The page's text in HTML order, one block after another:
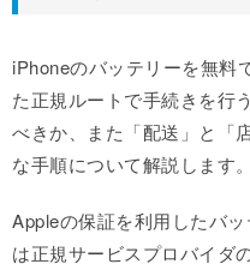
iPhoneのバッテリーを無料
た正規ルートで手続きを行
べきか、また「配送」と「
な手順について解説します。
Appleの保証を利用したバ
は正規サービスプロバイダ